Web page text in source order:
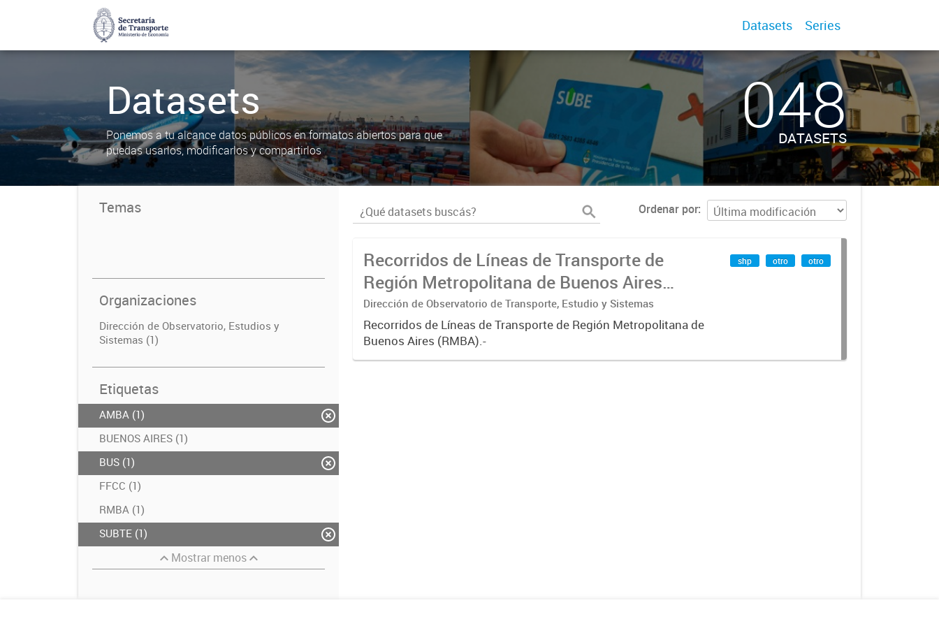
Datasets Series
Datasets
Ponemos a tu alcance datos públicos en formatos abiertos para que
puedas usarlos, modificarlos y compartirlos
048
DATASETS
Temas
Organizaciones
Dirección de Observatorio, Estudios y
Sistemas (1)
Etiquetas
AMBA (1)
BUENOS AIRES (1)
BUS (1)
FFCC (1)
RMBA (1)
SUBTE (1)
Mostrar menos
Ordenar por
Recorridos de Líneas de Transporte de
Región Metropolitana de Buenos Aires
(RMBA)
Dirección de Observatorio de Transporte, Estudio y Sistemas
Recorridos de Líneas de Transporte de Región Metropolitana de
Buenos Aires (RMBA).-
shp otro otro